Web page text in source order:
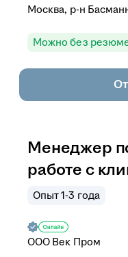
Москва, р-н
Можно без
Менеджер
работе с
Опыт 1-3 года
ООО Век Пром